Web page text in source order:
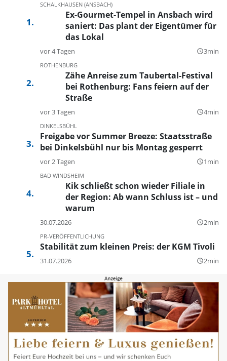
SCHALKHAUSEN (ANSBACH)
Ex-Gourmet-Tempel in Ansbach wird
saniert: Das plant der Eigentümer für
das Lokal
vor 4 Tagen query_builder3min
ROTHENBURG
Zähe Anreise zum Taubertal-Festival
bei Rothenburg: Fans feiern auf der
Straße
vor 3 Tagen query_builder4min
DINKELSBÜHL
Freigabe vor Summer Breeze: Staatsstraße
bei Dinkelsbühl nur bis Montag gesperrt
vor 2 Tagen query_builder1min
BAD WINDSHEIM
Kik schließt schon wieder Filiale in
der Region: Ab wann Schluss ist – und
warum
30.07.2026 query_builder2min
PR-VERÖFFENTLICHUNG
Stabilität zum kleinen Preis: der KGM Tivoli
31.07.2026 query_builder2min